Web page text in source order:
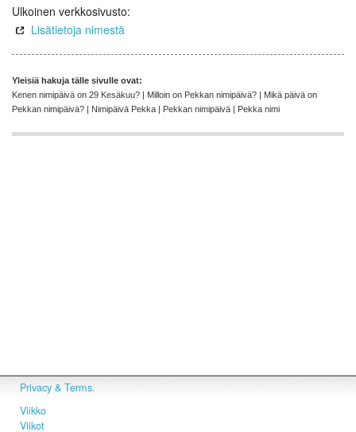
Ulkoinen verkkosivusto:
Lisätietoja nimestä
Yleisiä hakuja tälle sivulle ovat:
Kenen nimipäivä on 29 Kesäkuu? | Milloin on Pekkan nimipäivä? | Mikä päivä on
Pekkan nimipäivä? | Nimipäivä Pekka | Pekkan nimipäivä | Pekka nimi
Privacy & Terms.
Viikko
Viikot